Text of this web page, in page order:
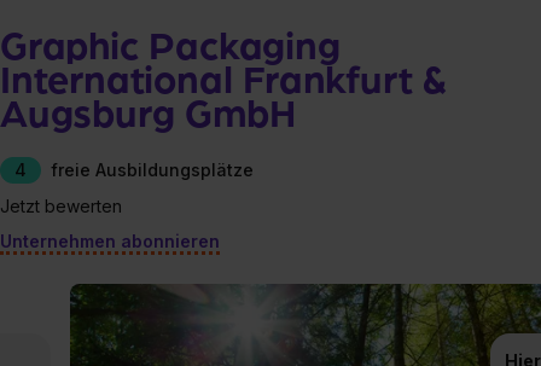
Graphic Packaging
International Frankfurt &
Augsburg GmbH
4
freie Ausbildungsplätze
Jetzt bewerten
Unternehmen abonnieren